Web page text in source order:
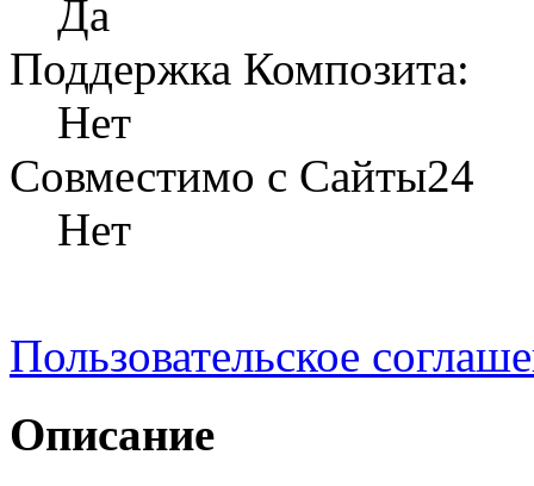
Да
Поддержка Композита:
Нет
Совместимо с Сайты24
Нет
Пользовательское
Описание